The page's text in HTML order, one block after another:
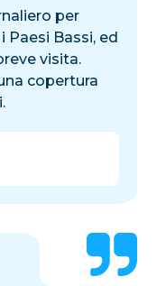
per
Paesi Bassi, ed
visita.
copertura